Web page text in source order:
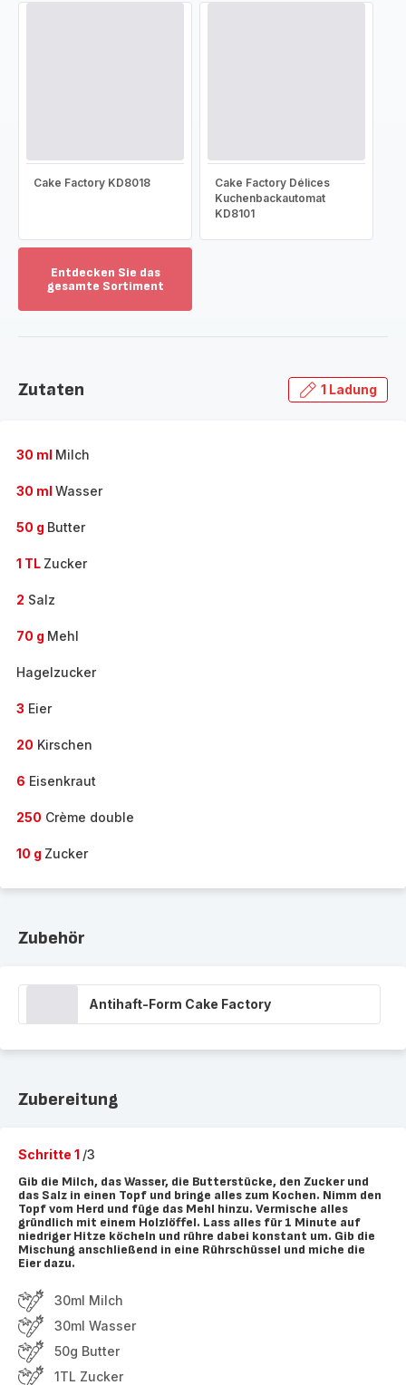
Cake Factory KD8018
Cake Factory Délices
Kuchenbackautomat
KD8101
Entdecken Sie das
gesamte Sortiment
das
Zutaten 1 Ladung
30 ml Milch
30 ml Wasser
50 g Butter
1 TL Zucker
2 Salz
70 g Mehl
Hagelzucker
3 Eier
20 Kirschen
6 Eisenkraut
250 Crème double
10 g Zucker
Zubehör
Antihaft-Form Cake Factory
Zubereitung
Schritte 1 /3
Gib die Milch, das Wasser, die Butterstücke, den Zucker und
das Salz in einen Topf und bringe alles zum Kochen. Nimm den
Topf vom Herd und füge das Mehl hinzu. Vermische alles
gründlich mit einem Holzlöffel. Lass alles für 1 Minute auf
niedriger Hitze köcheln und rühre dabei konstant um. Gib die
Mischung anschließend in eine Rührschüssel und miche die
Eier dazu.
30ml Milch
30ml Wasser
50g Butter
1TL Zucker